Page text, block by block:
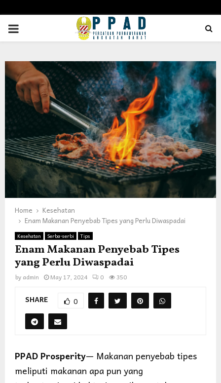
PRIMARY
Home
Kesehatan
Enam Makanan Penyebab Tipes yang Perlu Diwaspadai
Kesehatan Serba-serbi Tips
Enam Makanan Penyebab Tipes
yang Perlu Diwaspadai
by admin May 17, 2024 0 350
SHARE 0
PPAD Prosperity— Makanan penyebab tipes
meliputi makanan apa pun yang